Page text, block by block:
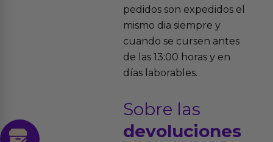
pedidos son expedidos el
mismo dia siempre y
cuando se cursen antes
de las 13:00 horas y en
días laborables.
Sobre las
devoluciones